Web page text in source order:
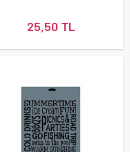
25,50 TL